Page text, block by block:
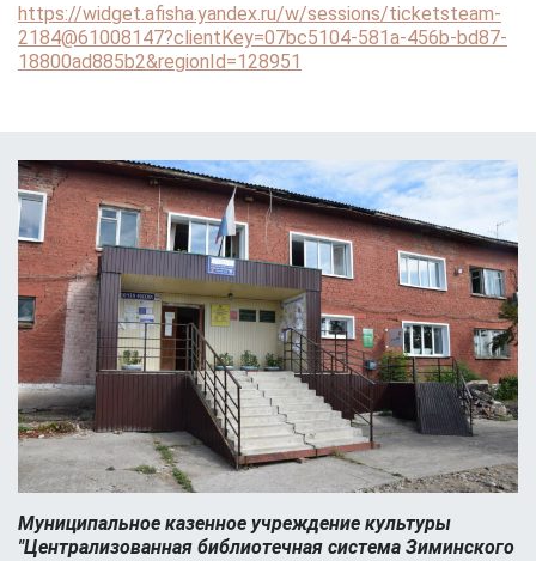
https://widget.afisha.yandex.ru/w/sessions/ticketsteam-
2184@61008147?clientKey=07bc5104-581a-456b-bd87-
18800ad885b2&regionId=128951
Муниципальное казенное учреждение культуры
"Централизованная библиотечная система Зиминского